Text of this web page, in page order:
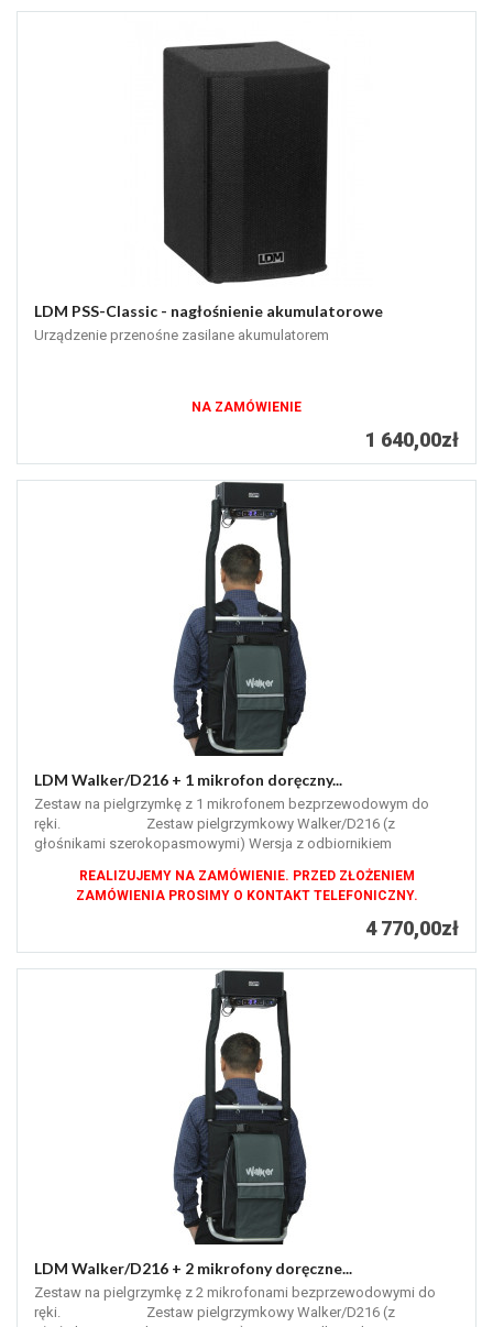
LDM PSS-Classic - nagłośnienie akumulatorowe
Urządzenie przenośne zasilane akumulatorem
NA ZAMÓWIENIE
1 640,00zł
LDM Walker/D216 + 1 mikrofon doręczny...
Zestaw na pielgrzymkę z 1 mikrofonem bezprzewodowym do
ręki. Zestaw pielgrzymkowy Walker/D216 (z
głośnikami szerokopasmowymi) Wersja z odbiornikiem
REALIZUJEMY NA ZAMÓWIENIE. PRZED ZŁOŻENIEM
ZAMÓWIENIA PROSIMY O KONTAKT TELEFONICZNY.
4 770,00zł
LDM Walker/D216 + 2 mikrofony doręczne...
Zestaw na pielgrzymkę z 2 mikrofonami bezprzewodowymi do
ręki. Zestaw pielgrzymkowy Walker/D216 (z